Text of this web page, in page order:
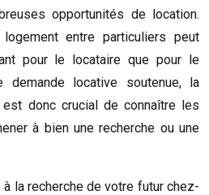
opportunités de location.
logement entre particuliers peut
pour le locataire que pour le
demande locative soutenue, la
donc crucial de connaître les
à bien une recherche ou une
la recherche de votre futur chez-